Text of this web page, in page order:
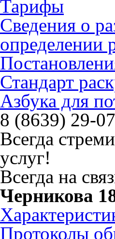
Тарифы
Сведения о
определении
Стандарт
Азбука для
8 (8639) 29-
Всегда
услуг!
Всегда на
Черникова
Протоколы